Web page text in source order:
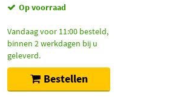
Op voorraad
Vandaag voor 11:00 besteld,
binnen 2 werkdagen bij u
geleverd.
Bestellen